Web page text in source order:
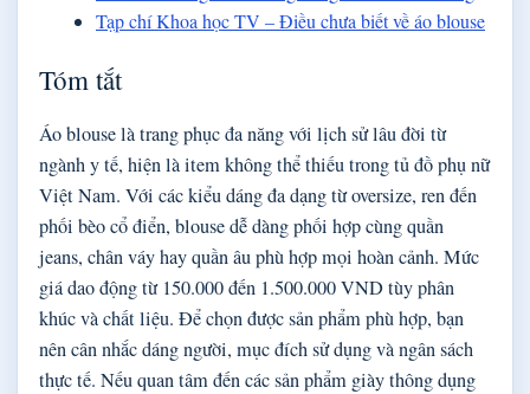
Tạp chí Khoa học TV – Điều chưa biết về áo blouse
Tóm tắt
Áo blouse là trang phục đa năng với lịch sử lâu đời từ
ngành y tế, hiện là item không thể thiếu trong tủ đồ phụ nữ
Việt Nam. Với các kiểu dáng đa dạng từ oversize, ren đến
phối bèo cổ điển, blouse dễ dàng phối hợp cùng quần
jeans, chân váy hay quần âu phù hợp mọi hoàn cảnh. Mức
giá dao động từ 150.000 đến 1.500.000 VND tùy phân
khúc và chất liệu. Để chọn được sản phẩm phù hợp, bạn
nên cân nhắc dáng người, mục đích sử dụng và ngân sách
thực tế. Nếu quan tâm đến các sản phẩm giày thông dụng